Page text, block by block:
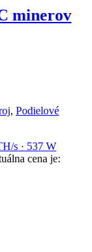
minerov
, Podielové
s · 537 W
cena je: